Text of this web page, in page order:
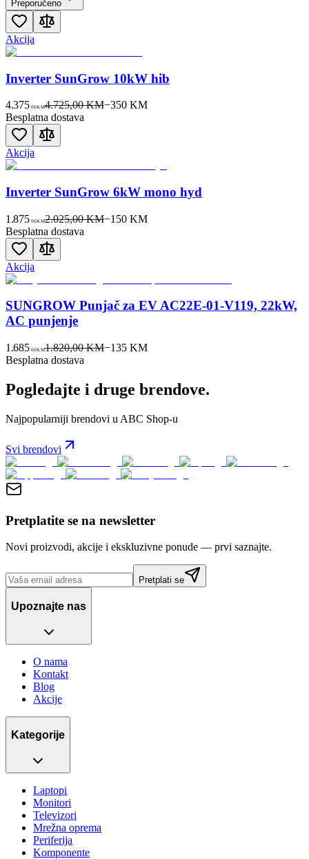
Preporučeno
Akcija
Inverter SunGrow 10kW hib
4.375 00KM4.725,00 KM−350KM
Besplatna dostava
Akcija
Inverter SunGrow 6kW mono hyd
1.875 00KM2.025,00 KM−150KM
Besplatna dostava
Akcija
SUNGROW Punjač za EV AC22E-01-V119, 22kW,
AC punjenje
1.685 00KM1.820,00 KM−135KM
Besplatna dostava
Pogledajte i druge brendove.
Najpopularniji brendovi u ABC Shop-u
Svi brendovi
Pretplatite se na newsletter
Novi proizvodi, akcije i ekskluzivne ponude — prvi saznajte.
Pretplati se
Upoznajte nas
O nama
Kontakt
Blog
Akcije
Kategorije
Laptopi
Monitori
Televizori
Mrežna oprema
Periferija
Komponente